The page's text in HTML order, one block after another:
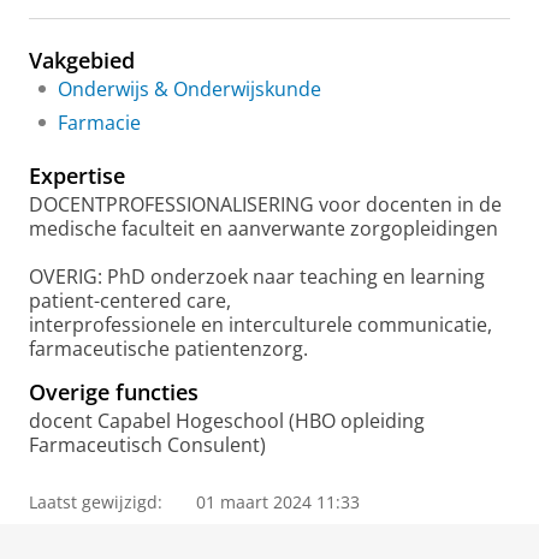
e
r
c
h
o
r
t
a
Vakgebied
Onderwijs & Onderwijskunde
Farmacie
Expertise
DOCENTPROFESSIONALISERING voor docenten in de
medische faculteit en aanverwante zorgopleidingen
OVERIG: PhD onderzoek naar teaching en learning
patient-centered care,
interprofessionele en interculturele communicatie,
farmaceutische patientenzorg.
Overige functies
docent Capabel Hogeschool (HBO opleiding
Farmaceutisch Consulent)
Laatst gewijzigd: 01 maart 2024 11:33